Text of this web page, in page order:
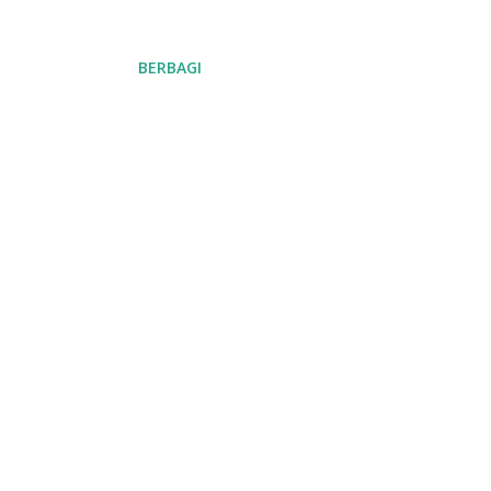
BERBAGI